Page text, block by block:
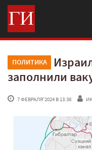
ПОЛИТИКА
заполнили
7 ФЕВРАЛЯ'2024 В 13:38